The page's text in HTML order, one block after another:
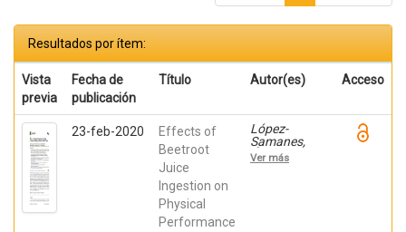
Resultados por ítem:
Vista
previa
Fecha de
publicación
Título Autor(es) Acceso
23-feb-2020
Effects of
Beetroot
Juice
Ingestion on
Physical
Performance
López-
Samanes,
Álvaro; Pérez-
López,
Ver más